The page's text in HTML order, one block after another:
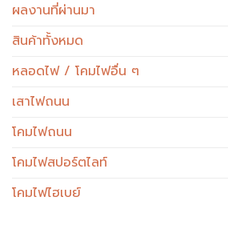
ผลงานที่ผ่านมา
สินค้าทั้งหมด
หลอดไฟ / โคมไฟอื่น ๆ
เสาไฟถนน
โคมไฟถนน
โคมไฟสปอร์ตไลท์
โคมไฟไฮเบย์